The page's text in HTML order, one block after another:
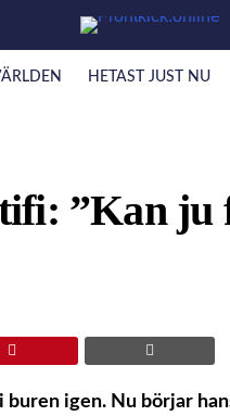
HETAST JUST NU
”Kan ju
igen. Nu börjar